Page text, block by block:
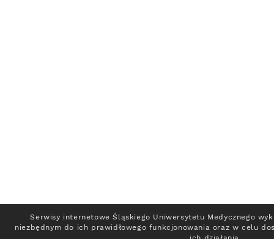
Serwisy internetowe Śląskiego Uniwersytetu Medycznego
niezbędnym do ich prawidłowego funkcjonowania oraz w celu